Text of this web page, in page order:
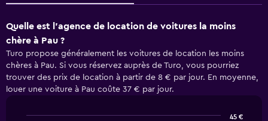
Quelle est l’agence de location de voitures la moins
chère à Pau ?
Turo propose généralement les voitures de location les moins
chères à Pau. Si vous réservez auprès de Turo, vous pourriez
trouver des prix de location à partir de 8 € par jour. En moyenne,
louer une voiture à Pau coûte 37 € par jour.
45 €